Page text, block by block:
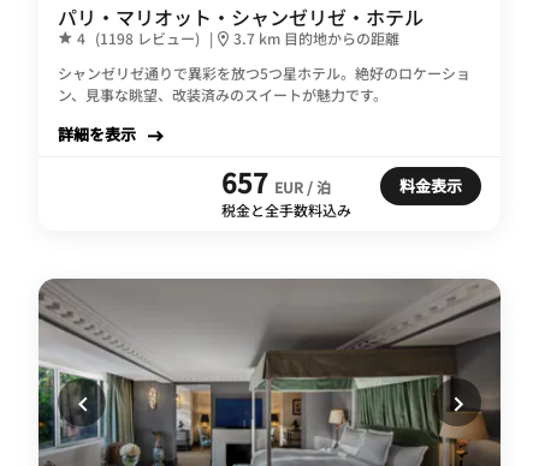
パリ・マリオット・シャンゼリゼ・ホテル
4 (1198 レビュー) |
3.7 km 目的地からの距離
シャンゼリゼ通りで異彩を放つ5つ星ホテル。絶好のロケーショ
ン、見事な眺望、改装済みのスイートが魅力です。
詳細を表示
657 EUR / 泊
税金と全手数料込み
料金表示